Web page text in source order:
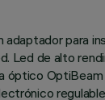
adaptador para
Led de alto
óptico